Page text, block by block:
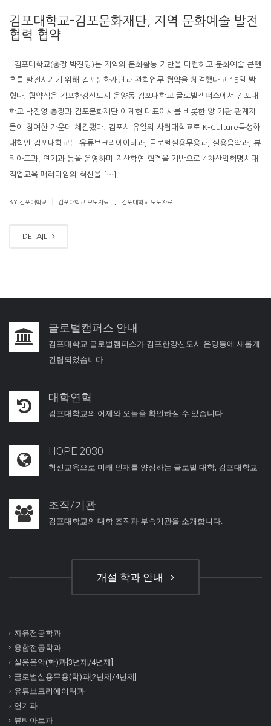
김포대학교-김포문화재단, 지역 문화예술 발전
협력 협약
김포대학교(총장 박진영)는 지역의 문화활동 기반을 마련하고 문화예술 콘텐
츠를 발전시키기 위해 김포문화재단과 관학업무 협약을 체결했다고 15일 밝
혔다. 협약식은 김포한강신도시 운양동 김포대학교 글로벌캠퍼스에서 김포대
학교 박진영 총장과 김포문화재단 이계현 대표이사를 비롯한 양 기관 관계자
들이 참여한 가운데 체결됐다. 김포시 유일의 사립대학교로 K-Culture특성화
대학인 김포대학교는 유튜브크리에이터과, 글로벌실용무용과, 실용음악과, 뷰
티아트과, 연기과 등을 운영하며 지산학연 협력을 기반으로 4차산업혁명시대
직업교육 패러다임의 혁신을 […]
BY 김포대학교 김포대학교 보도자료 김포대학교 보도자료
DETAIL
글로벌캠퍼스 안내
김포대학교 글로벌캠퍼스가 김포한강신도시 운양동에 새롭게
건립되었습니다.
대학연혁
김포대학교의 어제와 오늘을 확인하실 수 있습니다.
HOPE 2030
혁신교육으로 미래 인재를 양성하는 글로벌 대학, 김포대학교
조직/기관
김포대학교의 대학 조직과 부속기관을 소개합니다.
개설 학과 안내
자유전공학과
융합전공학과
실용음악(학)과[3년제/4년제]
글로벌실용무용(학)과[2년제/4년제]
유튜브크리에이터과
연기과
뷰티아트과